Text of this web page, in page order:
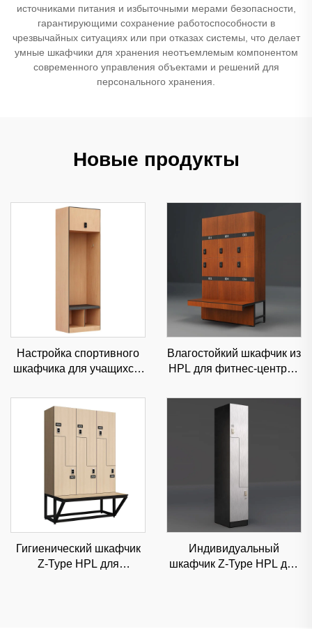
источниками питания и избыточными мерами безопасности,
гарантирующими сохранение работоспособности в
чрезвычайных ситуациях или при отказах системы, что делает
умные шкафчики для хранения неотъемлемым компонентом
современного управления объектами и решений для
персонального хранения.
Новые продукты
Настройка спортивного
шкафчика для учащихся-
центров,
высокозащищенное
спортивное хранение
Влагостойкий шкафчик из
HPL для фитнес-центров
коммерческое хранение с
Гигиенический шкафчик
Z-Type HPL для
Индивидуальный
шкафчик Z-Type HPL для